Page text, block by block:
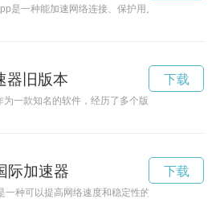
是一种能加速网络连接、保护用户隐私的工具
器旧版本
为一款知名的软件，经历了多个版本的更新。每
下载
际加速器
一种可以提高网络速度和稳定性的工具，通过它
下载